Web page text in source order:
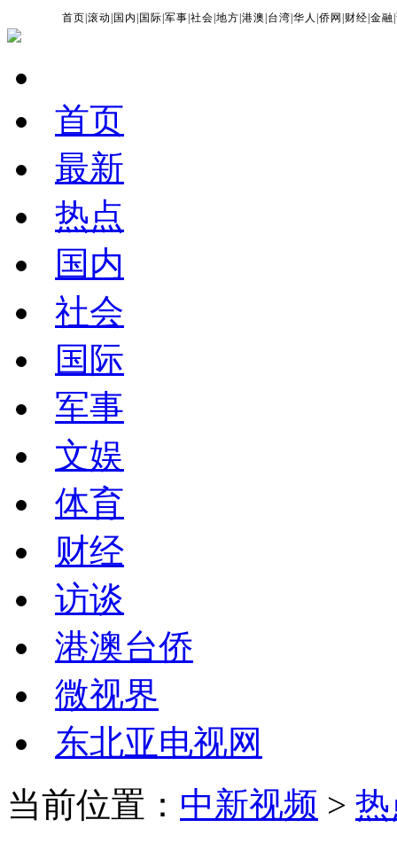
首页 |滚动 国内 国际 |军事 |社会 |地方 |港澳 台湾 |华人 |侨网 财经 |金融 |
首页
最新
热点
国内
社会
国际
军事
文娱
体育
财经
访谈
港澳台侨
微视界
东北亚电视网
当前位置： 中新视频 >